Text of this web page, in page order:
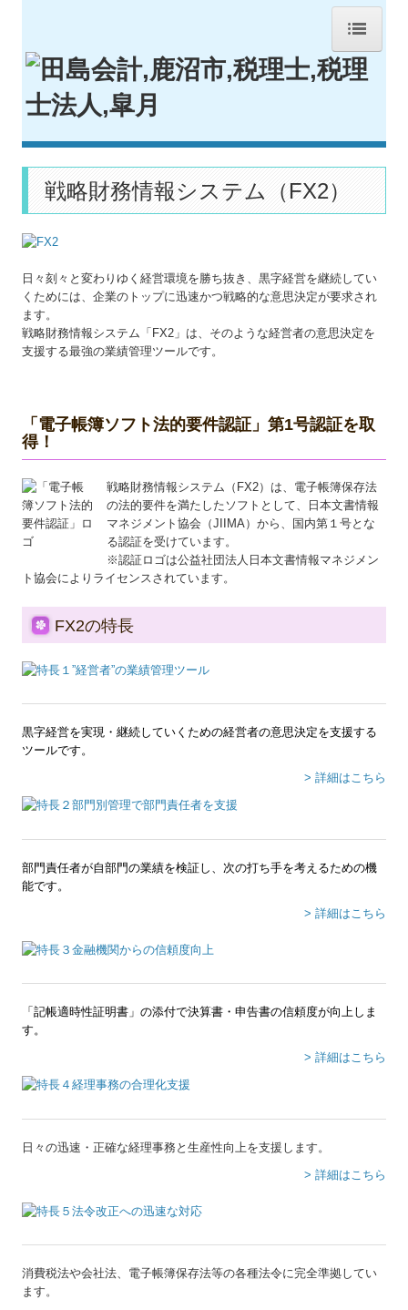
HOME
事務所紹介
経営理念
交通案内
業務案内
リンク集
お問合せ
採用情報(2021年３月卒業予定者）
病院・診療所の皆様へ
補助金・助成金・融資情報
関与先向け融資商品ご紹介
経営者お役立ち情報
社長メニューASP版
経営革新等支援機関とは
経営改善オンデマンド講座
患者志向の病医院経営
社会福祉法人経営指標
戦略財務情報システム（FX2）
日々刻々と変わりゆく経営環境を勝ち抜き、黒字経営を継続してい
くためには、企業のトップに迅速かつ戦略的な意思決定が要求され
ます。
戦略財務情報システム「FX2」は、そのような経営者の意思決定を
支援する最強の業績管理ツールです。
「電子帳簿ソフト法的要件認証」第1号認証を取
得！
戦略財務情報システム（FX2）は、電子帳簿保存法
の法的要件を満たしたソフトとして、日本文書情報
マネジメント協会（JIIMA）から、国内第１号とな
る認証を受けています。
※認証ロゴは公益社団法人日本文書情報マネジメン
ト協会によりライセンスされています。
FX2の特長
黒字経営を実現・継続していくための経営者の意思決定を支援する
ツールです。
> 詳細はこちら
部門責任者が自部門の業績を検証し、次の打ち手を考えるための機
能です。
> 詳細はこちら
「記帳適時性証明書」の添付で決算書・申告書の信頼度が向上しま
す。
> 詳細はこちら
日々の迅速・正確な経理事務と生産性向上を支援します。
> 詳細はこちら
消費税法や会社法、電子帳簿保存法等の各種法令に完全準拠してい
ます。